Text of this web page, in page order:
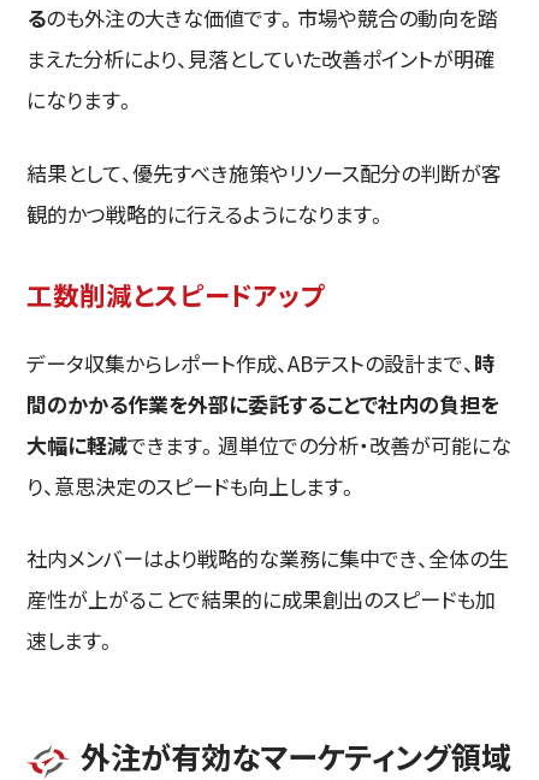
るのも外注の大きな価値です。市場や競合の動向を踏
まえた分析により、見落としていた改善ポイントが明確
になります。
結果として、優先すべき施策やリソース配分の判断が客
観的かつ戦略的に行えるようになります。
工数削減とスピードアップ
データ収集からレポート作成、ABテストの設計まで、 時
間のかかる作業を外部に委託することで社内の負担を
大幅に軽減できます。週単位での分析・改善が可能にな
り、意思決定のスピードも向上します。
社内メンバーはより戦略的な業務に集中でき、全体の生
産性が上がることで結果的に成果創出のスピードも加
速します。
外注が有効なマーケティング領域